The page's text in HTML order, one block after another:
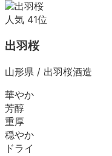
人気 41位
出羽桜
山形県 / 出羽桜酒造
華やか
芳醇
重厚
穏やか
ドライ